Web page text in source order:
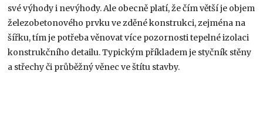
své výhody i nevýhody. Ale obecně platí, že čím větší je objem
železobetonového prvku ve zděné konstrukci, zejména na
šířku, tím je potřeba věnovat více pozornosti tepelné izolaci
konstrukčního detailu. Typickým příkladem je styčník stěny
a střechy či průběžný věnec ve štítu stavby.